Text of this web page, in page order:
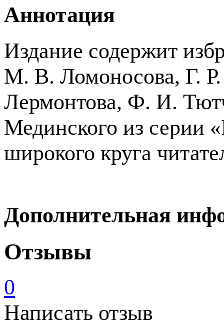
Аннотация
Издание содержит
М. В. Ломоносова, Г.
Лермонтова, Ф. И.
Мединского из серии
широкого круга
Дополнительная
Отзывы
0
Написать отзыв